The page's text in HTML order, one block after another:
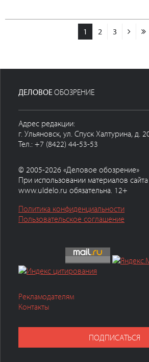
1 2 3
ДЕЛОВОЕ ОБОЗРЕНИЕ
Адрес редакции:
г. Ульяновск, ул. Спуск Халтурина, д.
Тел.: +7 (8422) 44-53-53
© 2005-2026 «Деловое обозрение»
При использовании материалов
www.uldelo.ru обязательна. 12+
Политика конфиденциальности
Пользовательское соглашение
Рекламодателям
Контакты
ПОДПИСАТЬСЯ